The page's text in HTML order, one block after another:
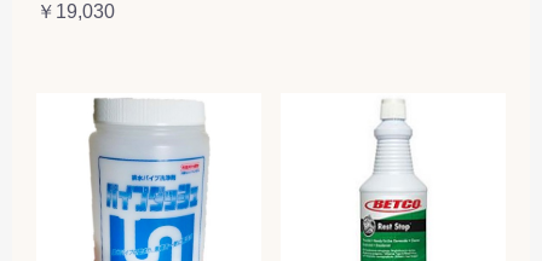
￥19,030